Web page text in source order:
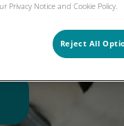
Privacy Notice and Cookie Policy.
Reject All